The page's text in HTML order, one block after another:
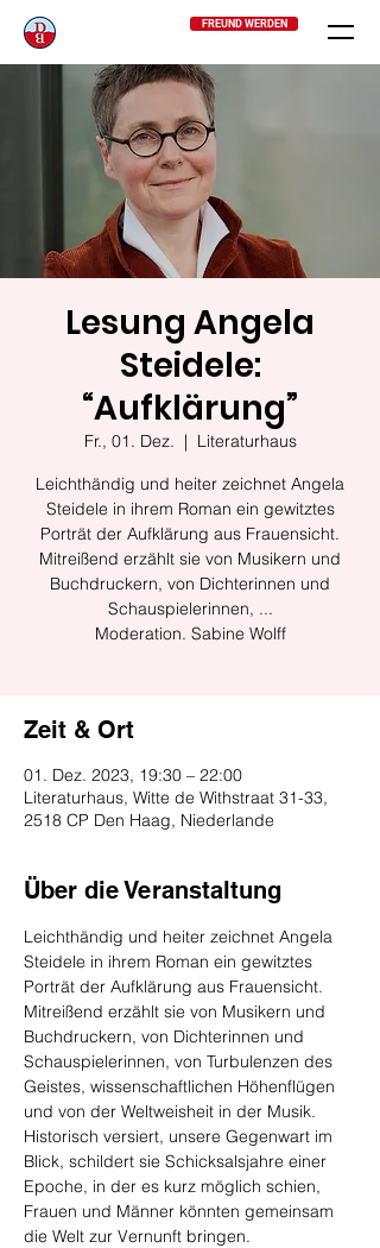
FREUND WERDEN
Lesung Angela
Steidele:
“Aufklärung”
Fr., 01. Dez.
  |
Literaturhaus
Leichthändig und heiter zeichnet Angela
Steidele in ihrem Roman ein gewitztes
Porträt der Aufklärung aus Frauensicht.
Mitreißend erzählt sie von Musikern und
Buchdruckern, von Dichterinnen und
Schauspielerinnen, ...
Moderation. Sabine Wolff
Zeit & Ort
01. Dez. 2023, 19:30 – 22:00
Literaturhaus, Witte de Withstraat 31-33,
2518 CP Den Haag, Niederlande
Über die Veranstaltung
Leichthändig und heiter zeichnet Angela
Steidele in ihrem Roman ein gewitztes
Porträt der Aufklärung aus Frauensicht.
Mitreißend erzählt sie von Musikern und
Buchdruckern, von Dichterinnen und
Schauspielerinnen, von Turbulenzen des
Geistes, wissenschaftlichen Höhenflügen
und von der Weltweisheit in der Musik.
Historisch versiert, unsere Gegenwart im
Blick, schildert sie Schicksalsjahre einer
Epoche, in der es kurz möglich schien,
Frauen und Männer könnten gemeinsam
die Welt zur Vernunft bringen.